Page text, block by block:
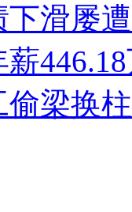
滑屡
梁换